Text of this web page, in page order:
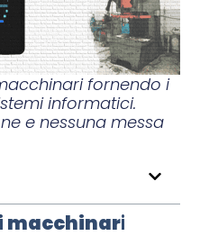
fornendo i
informatici.
e nessuna messa
macchinari